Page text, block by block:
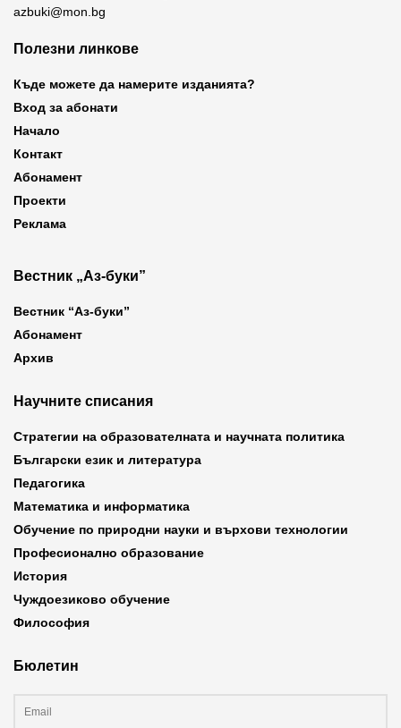
azbuki@mon.bg
Полезни линкове
Къде можете да намерите изданията?
Вход за абонати
Начало
Контакт
Абонамент
Проекти
Реклама
Вестник „Аз-буки”
Вестник “Аз-буки”
Абонамент
Архив
Научните списания
Стратегии на образователната и научната политика
Български език и литература
Педагогика
Математика и информатика
Обучение по природни науки и върхови технологии
Професионално образование
История
Чуждоезиково обучение
Философия
Бюлетин